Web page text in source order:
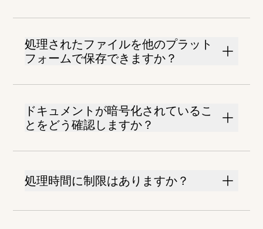
処理されたファイルを他のプラット
フォームで保存できますか？
ドキュメントが暗号化されているこ
とをどう確認しますか？
処理時間に制限はありますか？